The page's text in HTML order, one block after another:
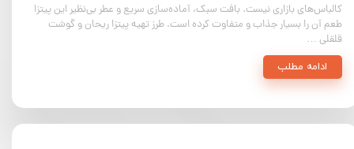
کالباس‌های بازاری نیست. بافت سبک، آماده‌سازی سریع و عطر بی‌نظیر این پیتزا
طعم آن را بسیار جذاب و متفاوت کرده است. طرز تهیه پیتزا ریحان و‌ گوشت
قلقلی …
ادامه مطلب